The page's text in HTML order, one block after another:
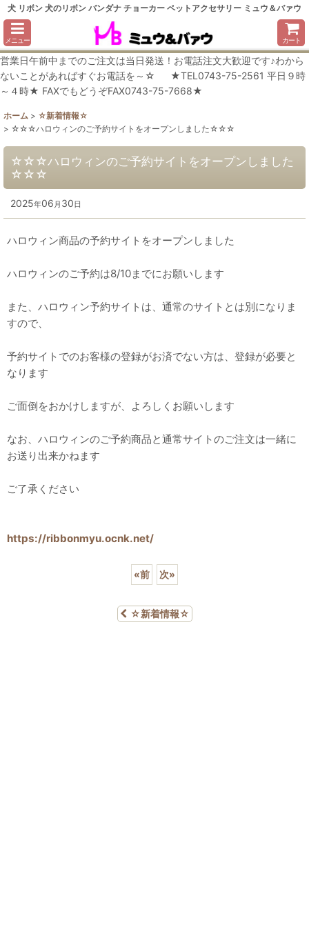
犬 リボン 犬のリボン バンダナ チョーカー ペットアクセサリー ミュウ＆バァウ
メニュー カート
営業日午前中までのご注文は当日発送！お電話注文大歓迎です♪わから
ないことがあればすぐお電話を～☆ ★TEL0743-75-2561 平日９時
～４時★ FAXでもどうぞFAX0743-75-7668★
ホーム > ☆新着情報☆
> ☆☆☆ハロウィンのご予約サイトをオープンしました☆☆☆
☆☆☆ハロウィンのご予約サイトをオープンしました
☆☆☆
2025年06 月 30日
ハロウィン商品の予約サイトをオープンしました
ハロウィンのご予約は8/10までにお願いします
また、ハロウィン予約サイトは、通常のサイトとは別になりま
すので、
予約サイトでのお客様の登録がお済でない方は、登録が必要と
なります
ご面倒をおかけしますが、よろしくお願いします
なお、ハロウィンのご予約商品と通常サイトのご注文は一緒に
お送り出来かねます
ご了承ください
https://ribbonmyu.ocnk.net/
«前 次»
☆新着情報☆